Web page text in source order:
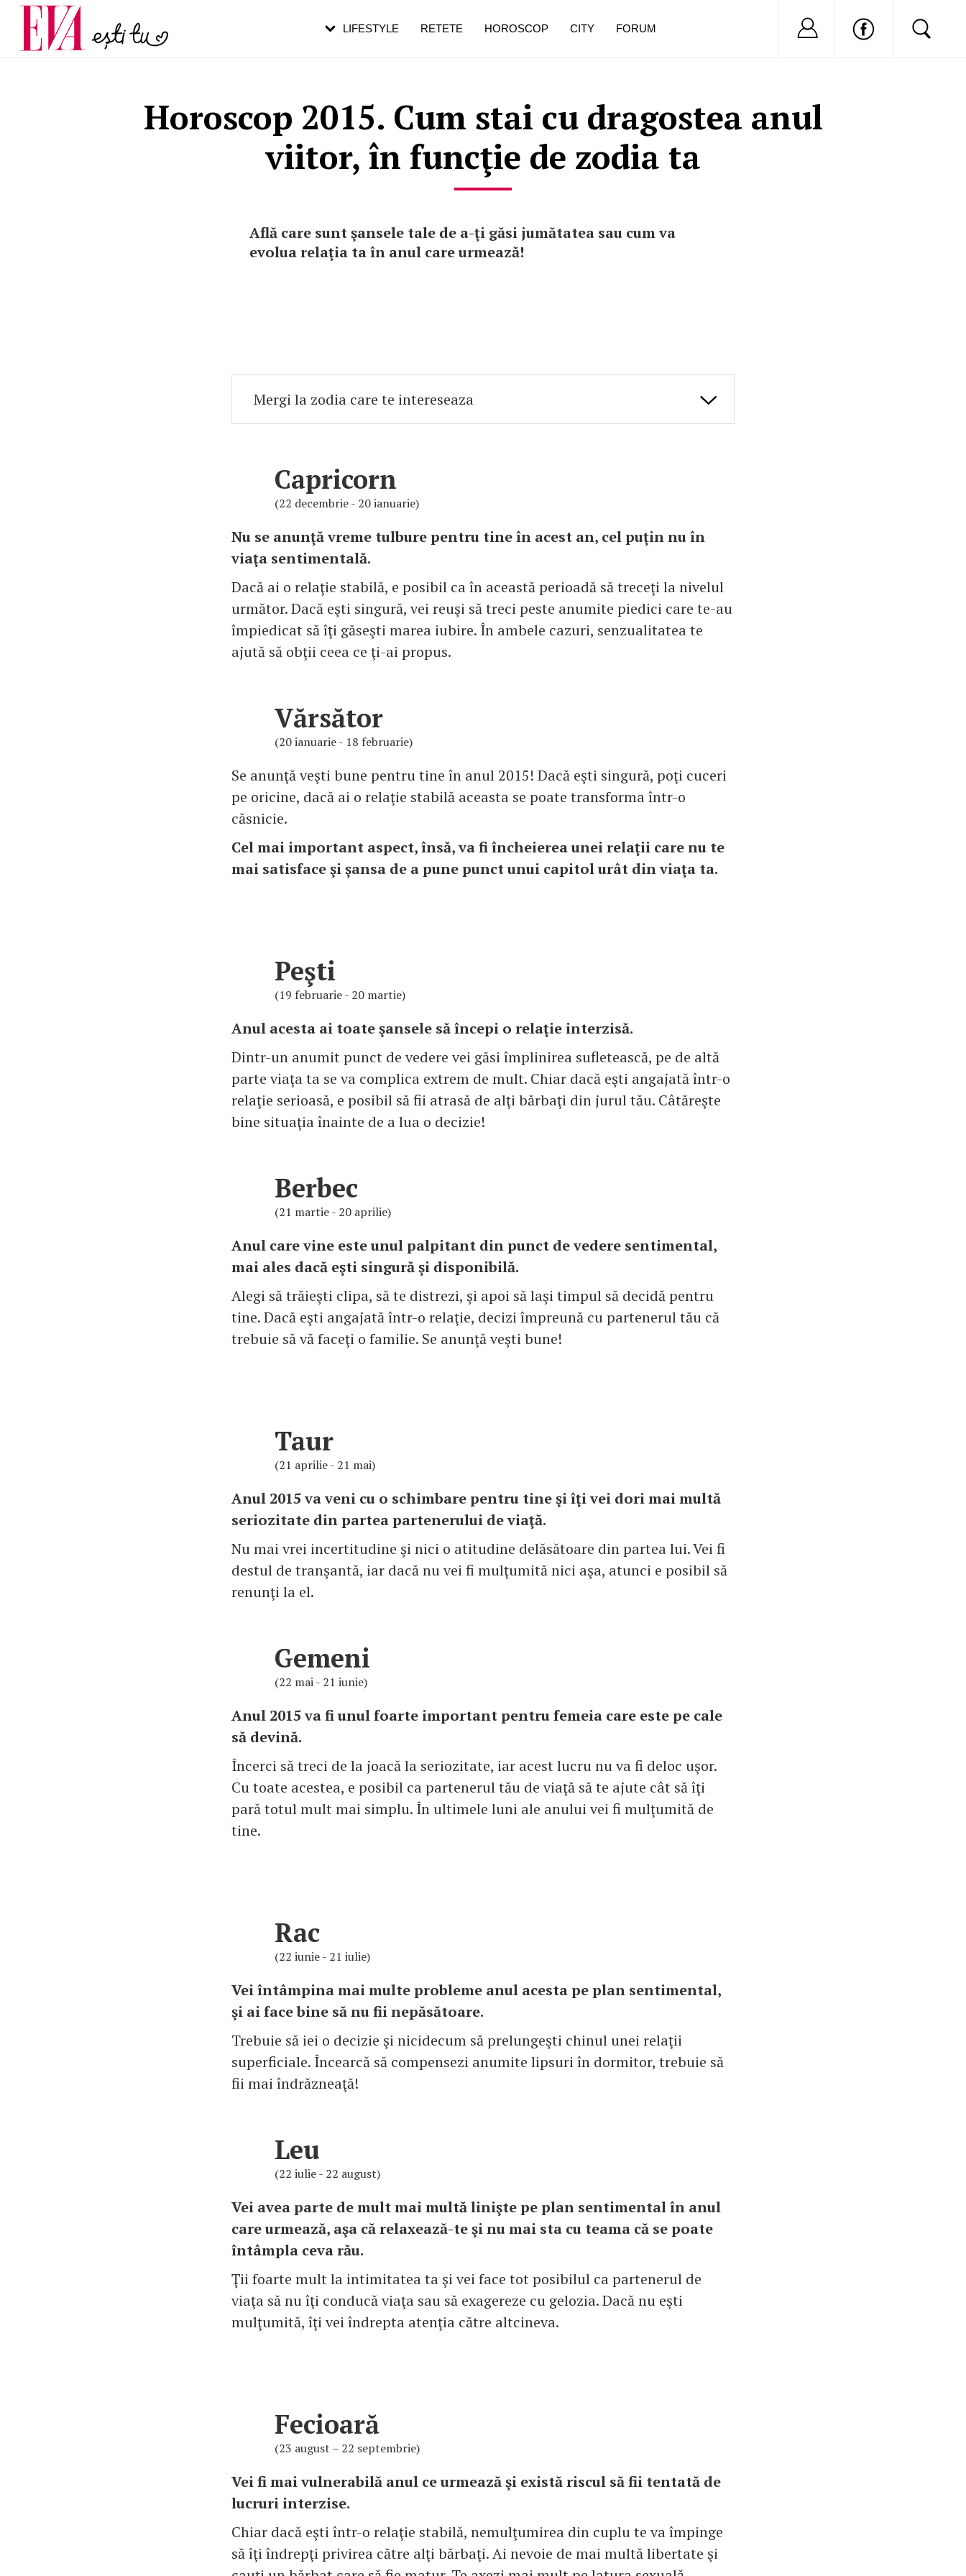
Horoscop 2015. Cum stai cu dragostea anul
viitor, în funcţie de zodia ta
Află care sunt şansele tale de a-ţi găsi jumătatea sau cum va
evolua relaţia ta în anul care urmează!
Capricorn
(22 decembrie - 20 ianuarie)
Nu se anunţă vreme tulbure pentru tine în acest an, cel puţin nu în
viaţa sentimentală.
Dacă ai o relaţie stabilă, e posibil ca în această perioadă să treceţi la nivelul
următor. Dacă eşti singură, vei reuşi să treci peste anumite piedici care te-au
împiedicat să îţi găseşti marea iubire. În ambele cazuri, senzualitatea te
ajută să obţii ceea ce ţi-ai propus.
Vărsător
(20 ianuarie - 18 februarie)
Se anunţă veşti bune pentru tine în anul 2015! Dacă eşti singură, poţi cuceri
pe oricine, dacă ai o relaţie stabilă aceasta se poate transforma într-o
căsnicie.
Cel mai important aspect, însă, va fi încheierea unei relaţii care nu te
mai satisface şi şansa de a pune punct unui capitol urât din viaţa ta.
Peşti
(19 februarie - 20 martie)
Anul acesta ai toate şansele să începi o relaţie interzisă.
Dintr-un anumit punct de vedere vei găsi împlinirea sufletească, pe de altă
parte viaţa ta se va complica extrem de mult. Chiar dacă eşti angajată într-o
relaţie serioasă, e posibil să fii atrasă de alţi bărbaţi din jurul tău. Câtăreşte
bine situaţia înainte de a lua o decizie!
Berbec
(21 martie - 20 aprilie)
Anul care vine este unul palpitant din punct de vedere sentimental,
mai ales dacă eşti singură şi disponibilă.
Alegi să trăieşti clipa, să te distrezi, şi apoi să laşi timpul să decidă pentru
tine. Dacă eşti angajată într-o relaţie, decizi împreună cu partenerul tău că
trebuie să vă faceţi o familie. Se anunţă veşti bune!
Taur
(21 aprilie - 21 mai)
Anul 2015 va veni cu o schimbare pentru tine şi îţi vei dori mai multă
seriozitate din partea partenerului de viaţă.
Nu mai vrei incertitudine şi nici o atitudine delăsătoare din partea lui. Vei fi
destul de tranşantă, iar dacă nu vei fi mulţumită nici aşa, atunci e posibil să
renunţi la el.
Gemeni
(22 mai - 21 iunie)
Anul 2015 va fi unul foarte important pentru femeia care este pe cale
să devină.
Încerci să treci de la joacă la seriozitate, iar acest lucru nu va fi deloc uşor.
Cu toate acestea, e posibil ca partenerul tău de viaţă să te ajute cât să îţi
pară totul mult mai simplu. În ultimele luni ale anului vei fi mulţumită de
tine.
Rac
(22 iunie - 21 iulie)
Vei întâmpina mai multe probleme anul acesta pe plan sentimental,
şi ai face bine să nu fii nepăsătoare.
Trebuie să iei o decizie şi nicidecum să prelungeşti chinul unei relaţii
superficiale. Încearcă să compensezi anumite lipsuri în dormitor, trebuie să
fii mai îndrăzneaţă!
Leu
(22 iulie - 22 august)
Vei avea parte de mult mai multă linişte pe plan sentimental în anul
care urmează, aşa că relaxează-te şi nu mai sta cu teama că se poate
întâmpla ceva rău.
Ţii foarte mult la intimitatea ta şi vei face tot posibilul ca partenerul de
viaţa să nu îţi conducă viaţa sau să exagereze cu gelozia. Dacă nu eşti
mulţumită, îţi vei îndrepta atenţia către altcineva.
Fecioară
(23 august – 22 septembrie)
Vei fi mai vulnerabilă anul ce urmează şi există riscul să fii tentată de
lucruri interzise.
Chiar dacă eşti într-o relaţie stabilă, nemulţumirea din cuplu te va împinge
să îţi îndrepţi privirea către alţi bărbaţi. Ai nevoie de mai multă libertate şi
LIFESTYLE RETETE HOROSCOP CITY FORUM Nu ai cont?
Carieră
Actualitate
pe măsură ce înaintezi în vârstă
de dureroasă este investigația